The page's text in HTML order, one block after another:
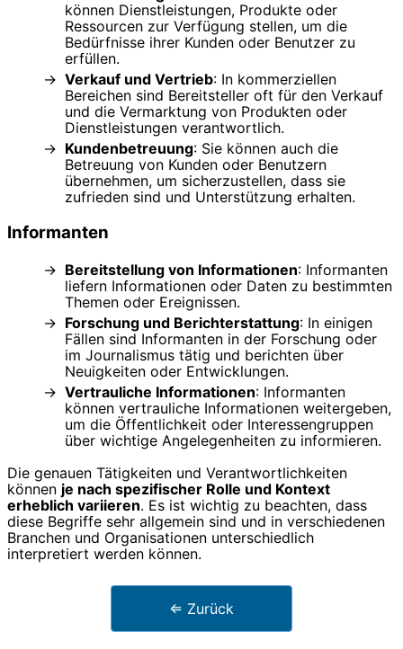
können Dienstleistungen, Produkte oder
Ressourcen zur Verfügung stellen, um die
Bedürfnisse ihrer Kunden oder Benutzer zu
erfüllen.
Verkauf und Vertrieb: In kommerziellen
Bereichen sind Bereitsteller oft für den Verkauf
und die Vermarktung von Produkten oder
Dienstleistungen verantwortlich.
Kundenbetreuung: Sie können auch die
Betreuung von Kunden oder Benutzern
übernehmen, um sicherzustellen, dass sie
zufrieden sind und Unterstützung erhalten.
Informanten
Bereitstellung von Informationen: Informanten
liefern Informationen oder Daten zu bestimmten
Themen oder Ereignissen.
Forschung und Berichterstattung: In einigen
Fällen sind Informanten in der Forschung oder
im Journalismus tätig und berichten über
Neuigkeiten oder Entwicklungen.
Vertrauliche Informationen: Informanten
können vertrauliche Informationen weitergeben,
um die Öffentlichkeit oder Interessengruppen
über wichtige Angelegenheiten zu informieren.
Die genauen Tätigkeiten und Verantwortlichkeiten
können je nach spezifischer Rolle und Kontext
erheblich variieren. Es ist wichtig zu beachten, dass
diese Begriffe sehr allgemein sind und in verschiedenen
Branchen und Organisationen unterschiedlich
interpretiert werden können.
⇐ Zurück